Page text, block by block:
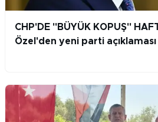
CHP'DE "BÜYÜK KOPUŞ"
Özel'den yeni parti açıklaması